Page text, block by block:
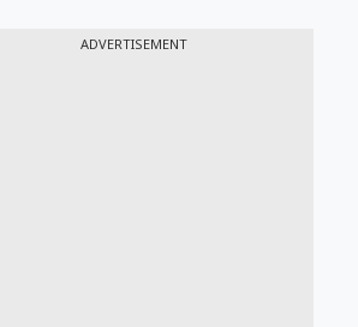
ADVERTISEMENT